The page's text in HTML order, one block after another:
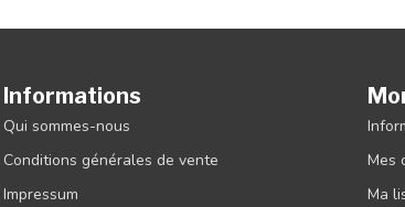
Informations
Qui sommes-nous
Conditions générales de vente
Impressum
Mes
Ma